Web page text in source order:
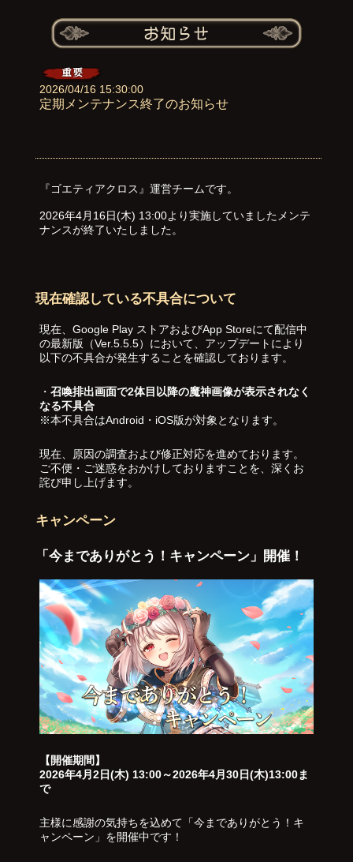
2026/04/16 15:30:00
定期メンテナンス終了のお知らせ
『ゴエティアクロス』運営チームです。
2026年4月16日(木) 13:00より実施していましたメンテ
ナンスが終了いたしました。
現在確認している不具合について
現在、Google Play ストアおよびApp Storeにて配信中
の最新版（Ver.5.5.5）において、アップデートにより
以下の不具合が発生することを確認しております。
・ 召喚排出画面で2体目以降の魔神画像が表示されなく
なる不具合
※本不具合はAndroid・iOS版が対象となります。
現在、原因の調査および修正対応を進めております。
ご不便・ご迷惑をおかけしておりますことを、深くお
詫び申し上げます。
キャンペーン
「今までありがとう！キャンペーン」開催！
【開催期間】
2026年4月2日(木) 13:00～2026年4月30日(木)13:00ま
で
主様に感謝の気持ちを込めて「今までありがとう！キ
ャンペーン」を開催中です！